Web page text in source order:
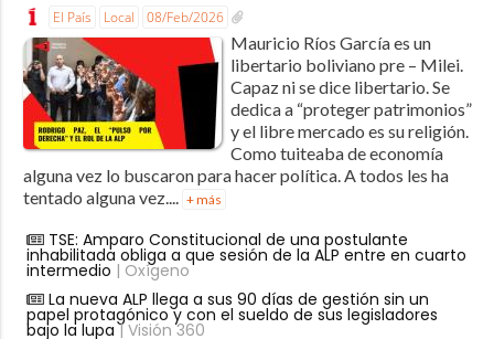
El País Local 08/Feb/2026
Mauricio Ríos García es un
libertario boliviano pre – Milei.
Capaz ni se dice libertario. Se
dedica a “proteger patrimonios”
y el libre mercado es su religión.
Como tuiteaba de economía
alguna vez lo buscaron para hacer política. A todos les ha
tentado alguna vez.... + más
TSE: Amparo Constitucional de una postulante
inhabilitada obliga a que sesión de la ALP entre en cuarto
intermedio | Oxígeno
La nueva ALP llega a sus 90 días de gestión sin un
papel protagónico y con el sueldo de sus legisladores
bajo la lupa| Visión 360